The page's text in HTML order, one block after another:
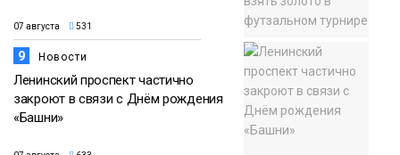
07 августа 531
9 Новости
Ленинский проспект частично
закроют в связи с Днём рождения
«Башни»